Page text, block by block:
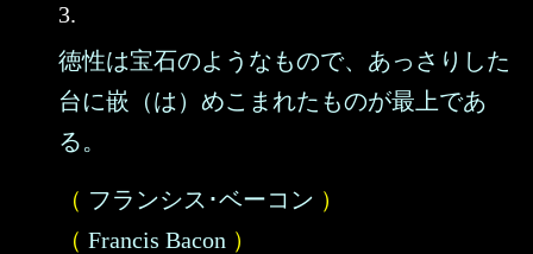
3.
徳性は宝石のようなもので、あっさりした
台に嵌（は）めこまれたものが最上であ
る。
（ フランシス･ベーコン ）
（ Francis Bacon ）